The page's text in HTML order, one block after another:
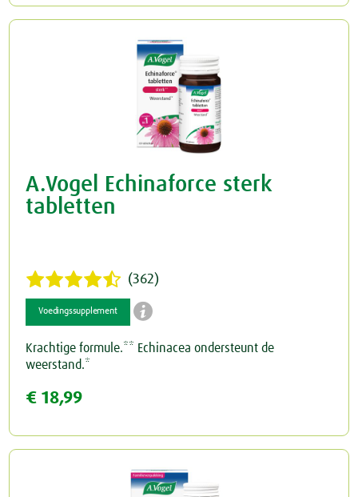
A.Vogel Echinaforce sterk
tabletten
(362)
Voedingssupplement 
Krachtige formule.** Echinacea ondersteunt de
weerstand.*
€ 18,99